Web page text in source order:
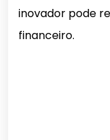
inovador pode
financeiro.